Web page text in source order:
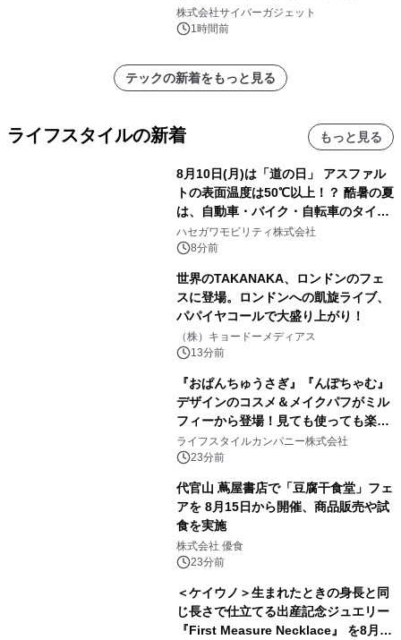
新登場！
株式会社サイバーガジェット
1時間前
テックの新着をもっと見る
ライフスタイルの新着 もっと見る
8月10日(月)は「道の日」 アスファル
トの表面温度は50℃以上！？ 酷暑の夏
は、自動車・バイク・自転車のタイヤ
バーストが増加 簡単にできる予防法
をご紹介
ハセガワモビリティ株式会社
8分前
世界のTAKANAKA、ロンドンのフェ
スに登場。ロンドンへの凱旋ライブ、
パパイヤコールで大盛り上がり！
（株）キョードーメディアス
13分前
『おぱんちゅうさぎ』『んぽちゃむ』
デザインのコスメ＆メイクパフがミル
フィーから登場！見ても使っても楽し
い、ポップでキュートなコレクショ
ン。
ライフスタイルカンパニー株式会社
23分前
代官山 蔦屋書店で「豆腐干食堂」フェ
アを 8月15日から開催、商品販売や試
食を実施
株式会社 優食
23分前
＜ケイウノ＞生まれたときの身長と同
じ長さで仕立てる出産記念ジュエリー
『First Measure Necklace』 を8月14